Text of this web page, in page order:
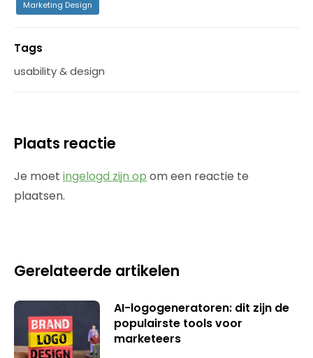
Marketing Design
Tags
usability & design
Plaats reactie
Je moet ingelogd zijn op om een reactie te
plaatsen.
Gerelateerde artikelen
AI-logogeneratoren: dit zijn de
populairste tools voor
marketeers